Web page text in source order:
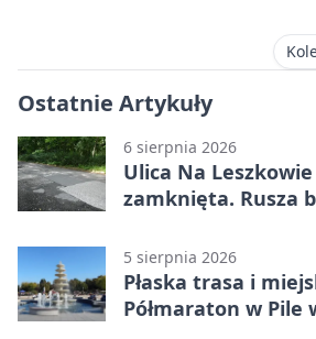
Ostatnie Artykuły
6 sierpnia 2026
Ulica Na
zamknięta. Rusza
5 sierpnia 2026
Płaska trasa i
Półmaraton w Pile